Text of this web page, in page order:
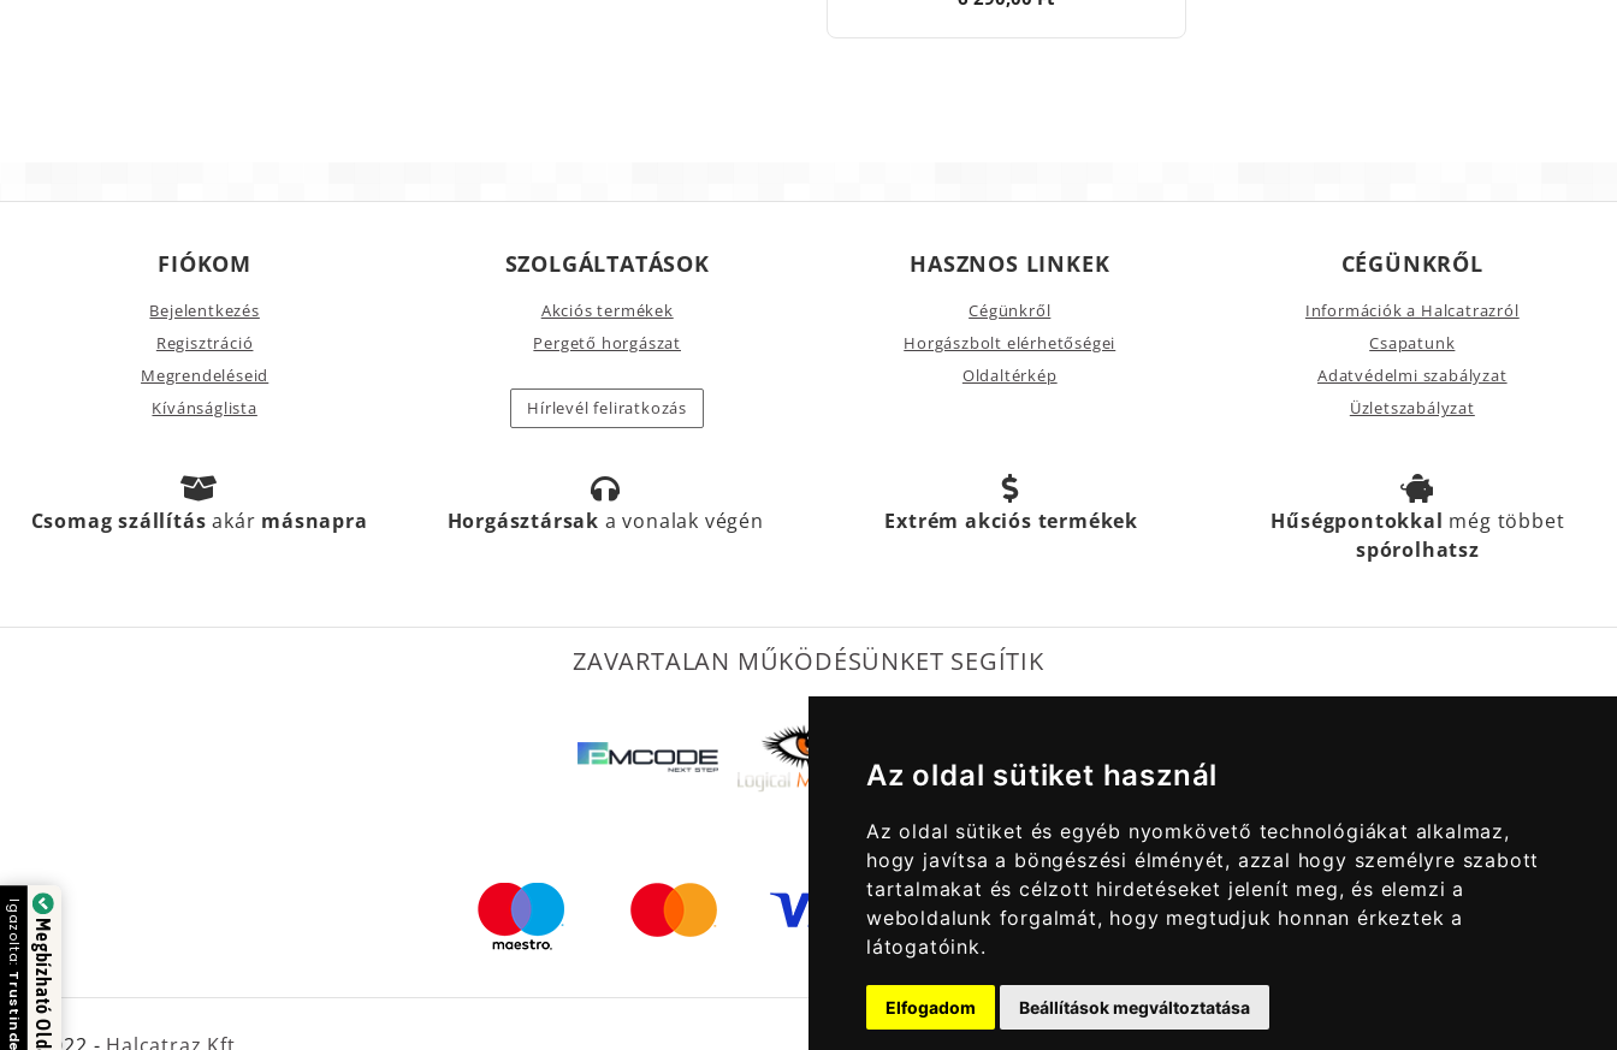
Az oldal sütiket használ
Az oldal sütiket és egyéb nyomkövető technológiákat alkalmaz,
hogy javítsa a böngészési élményét, azzal hogy személyre szabott
tartalmakat és célzott hirdetéseket jelenít meg, és elemzi a
weboldalunk forgalmát, hogy megtudjuk honnan érkeztek a
látogatóink.
Elfogadom Beállítások megváltoztatása
FIÓKOM
Bejelentkezés
Regisztráció
Megrendeléseid
Kívánságlista
SZOLGÁLTATÁSOK
Akciós termékek
Pergető horgászat
Hírlevél feliratkozás
HASZNOS LINKEK
Cégünkről
Horgászbolt elérhetőségei
Oldaltérkép
CÉGÜNKRŐL
Információk a Halcatrazról
Csapatunk
Adatvédelmi szabályzat
Üzletszabályzat
Csomag szállításakár másnapra Horgásztársak a vonalak végén Extrém akciós termékek Hűségpontokkal még többet
spórolhatsz
ZAVARTALAN MŰKÖDÉSÜNKET SEGÍTIK
Megbízható Oldal
Igazolta:
Trustindex